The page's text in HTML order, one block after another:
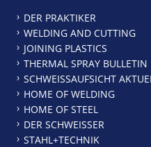
DER PRAKTIKER
WELDING AND CUTTING
JOINING PLASTICS
THERMAL SPRAY BULLETIN
SCHWEISSAUFSICHT
HOME OF WELDING
HOME OF STEEL
DER SCHWEISSER
STAHL+TECHNIK